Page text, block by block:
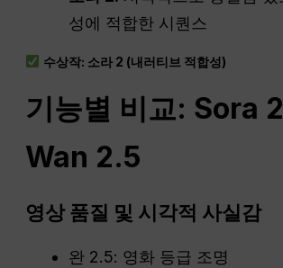
성에 적합한 시퀀스
수상작: 소라 2 (내러티브 적합성)
기능별 비교: Sora
Wan 2.5
영상 품질 및 시각적 사실감
완 2.5: 영화 등급 조명